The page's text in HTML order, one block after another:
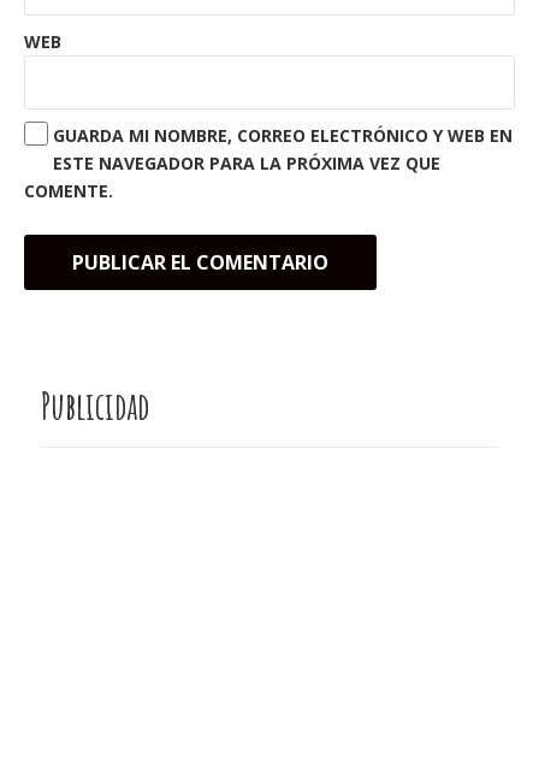
WEB
GUARDA MI NOMBRE, CORREO ELECTRÓNICO Y WEB EN
ESTE NAVEGADOR PARA LA PRÓXIMA VEZ QUE
COMENTE.
Publicidad